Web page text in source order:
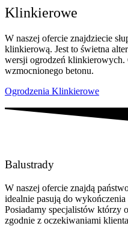
Klinkierowe
W naszej ofercie znajdziecie
klinkierową. Jest to świetna
wersji ogrodzeń klinkierowych.
wzmocnionego betonu.
Ogrodzenia Klinkierowe
Balustrady
W naszej ofercie znajdą
idealnie pasują do
Posiadamy specjalistów którzy
zgodnie z oczekiwaniami